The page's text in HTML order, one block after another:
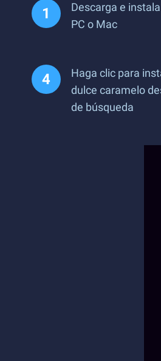
Descarga e
PC o Mac
Haga clic para
dulce caramelo
de búsqueda